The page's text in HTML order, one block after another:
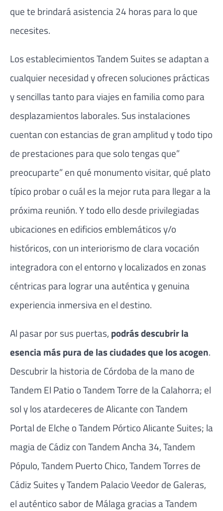
que te brindará asistencia 24 horas para lo que
necesites.
Los establecimientos Tandem Suites se adaptan a
cualquier necesidad y ofrecen soluciones prácticas
y sencillas tanto para viajes en familia como para
desplazamientos laborales. Sus instalaciones
cuentan con estancias de gran amplitud y todo tipo
de prestaciones para que solo tengas que”
preocuparte” en qué monumento visitar, qué plato
típico probar o cuál es la mejor ruta para llegar a la
próxima reunión. Y todo ello desde privilegiadas
ubicaciones en edificios emblemáticos y/o
históricos, con un interiorismo de clara vocación
integradora con el entorno y localizados en zonas
céntricas para lograr una auténtica y genuina
experiencia inmersiva en el destino.
Al pasar por sus puertas, podrás descubrir la
esencia más pura de las ciudades que los acogen.
Descubrir la historia de Córdoba de la mano de
Tandem El Patio o Tandem Torre de la Calahorra; el
sol y los atardeceres de Alicante con Tandem
Portal de Elche o Tandem Pórtico Alicante Suites; la
magia de Cádiz con Tandem Ancha 34, Tandem
Pópulo, Tandem Puerto Chico, Tandem Torres de
Cádiz Suites y Tandem Palacio Veedor de Galeras,
el auténtico sabor de Málaga gracias a Tandem